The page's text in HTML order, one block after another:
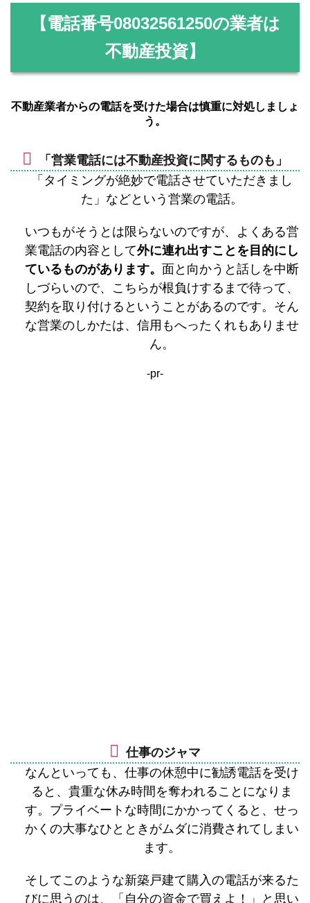
【電話番号08032561250の業者は
不動産投資】
不動産業者からの電話を受けた場合は慎重に対処しましょ
う。
「営業電話には不動産投資に関するものも」
「タイミングが絶妙で電話させていただきまし
た」などという営業の電話。
いつもがそうとは限らないのですが、よくある営
業電話の内容として外に連れ出すことを目的にし
ているものがあります。 面と向かうと話しを中断
しづらいので、こちらが根負けするまで待って、
契約を取り付けるということがあるのです。そん
な営業のしかたは、信用もへったくれもありませ
ん。
-pr-
仕事のジャマ
なんといっても、仕事の休憩中に勧誘電話を受け
ると、貴重な休み時間を奪われることになりま
す。プライベートな時間にかかってくると、せっ
かくの大事なひとときがムダに消費されてしまい
ます。
そしてこのような新築戸建て購入の電話が来るた
びに思うのは、「自分の資金で買えよ！」と思い